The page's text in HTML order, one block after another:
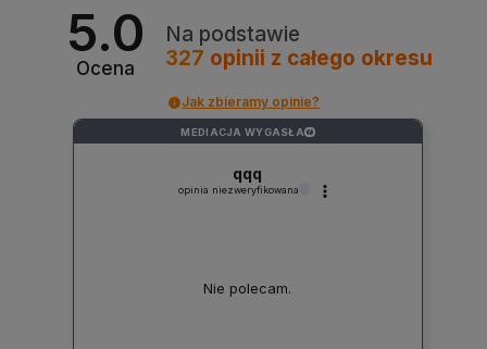
5.0
Ocena
Na podstawie
327 opinii z całego okresu
Jak zbieramy opinie?
MEDIACJA WYGASŁA ?
qqq
opinia niezweryfikowana
Nie polecam.